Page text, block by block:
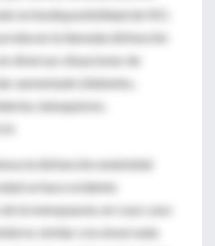
la biodisponibilidad de NO.
la llamada disfunción
diversas situaciones de
aumentado (diabetes,
tabaquismo,
la disfunción endotelial
se hace evidente
la menopausia, en cuyo caso
es similar a la observada